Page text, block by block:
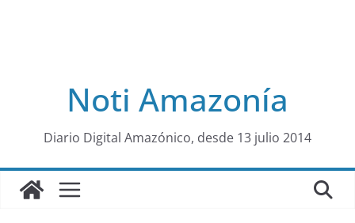
al
Noti Amazonía
Diario Digital Amazónico, desde 13 julio 2014